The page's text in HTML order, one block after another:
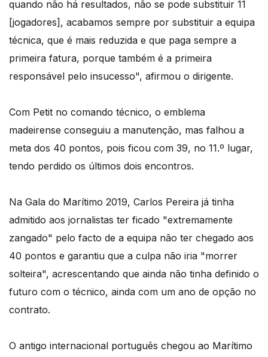
quando não há resultados, não se pode substituir 11
[jogadores], acabamos sempre por substituir a equipa
técnica, que é mais reduzida e que paga sempre a
primeira fatura, porque também é a primeira
responsável pelo insucesso", afirmou o dirigente.
Com Petit no comando técnico, o emblema
madeirense conseguiu a manutenção, mas falhou a
meta dos 40 pontos, pois ficou com 39, no 11.º lugar,
tendo perdido os últimos dois encontros.
Na Gala do Marítimo 2019, Carlos Pereira já tinha
admitido aos jornalistas ter ficado "extremamente
zangado" pelo facto de a equipa não ter chegado aos
40 pontos e garantiu que a culpa não iria "morrer
solteira", acrescentando que ainda não tinha definido o
futuro com o técnico, ainda com um ano de opção no
contrato.
O antigo internacional português chegou ao Marítimo